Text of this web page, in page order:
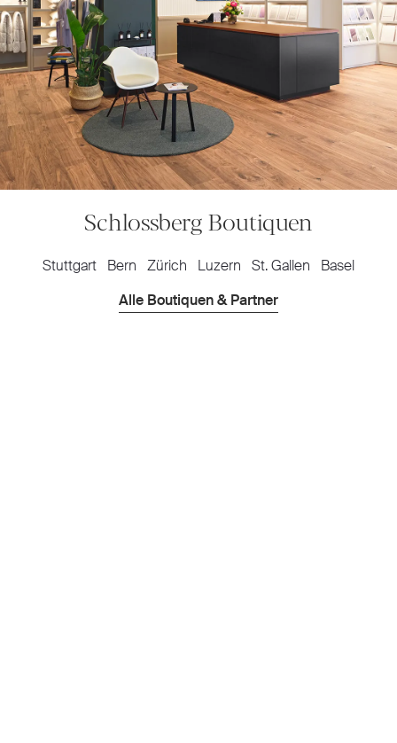
Schlossberg Boutiquen
Stuttgart Bern Zürich Luzern St. Gallen
Basel
Alle Boutiquen & Partner